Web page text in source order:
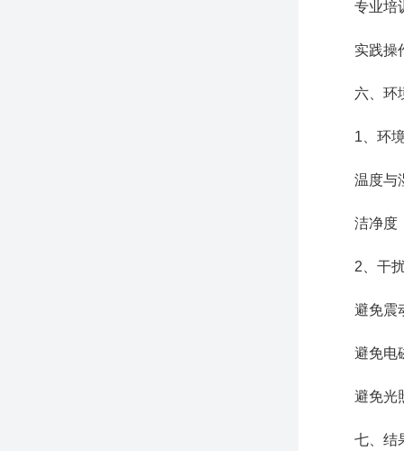
专业培训
实践操作
六、环境
1、环境
温度与湿
洁净度：
2、干扰
避免震动
避免电磁
避免光照
七、结